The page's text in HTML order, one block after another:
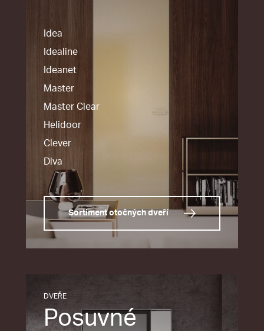
Idea
Idealine
Ideanet
Master
Master Clear
Helidoor
Clever
Diva
Sortiment otočných dveří
DVEŘE
Posuvné